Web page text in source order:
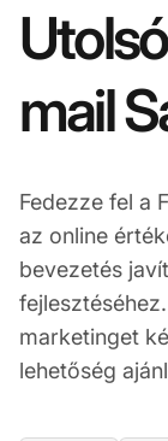
mail
Fedezze fel a
az online
bevezetés
marketinget
lehetőség